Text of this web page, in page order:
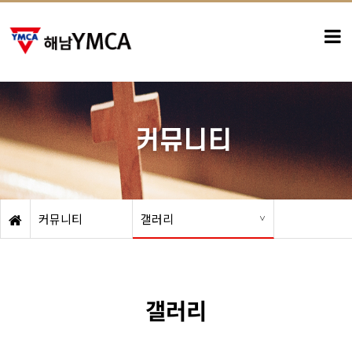
-
커뮤니티
커뮤니티 갤러리
갤러리